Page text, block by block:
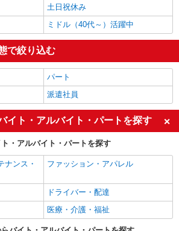
土日祝休み
ミドル（40代～）活躍中
で絞り込む
パート
派遣社員
イト・アルバイト・パートを探す
・アルバイト・パートを探す
ナンス・
ファッション・アパレル
ドライバー・配達
医療・介護・福祉